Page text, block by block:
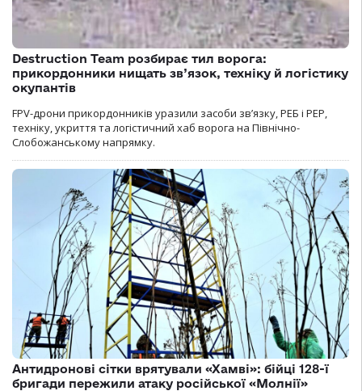
Destruction Team розбирає тил ворога:
прикордонники нищать зв’язок, техніку й логістику
окупантів
FPV-дрони прикордонників уразили засоби зв’язку, РЕБ і РЕР,
техніку, укриття та логістичний хаб ворога на Північно-
Слобожанському напрямку.
Антидронові сітки врятували «Хамві»: бійці 128-ї
бригади пережили атаку російської «Молнії»